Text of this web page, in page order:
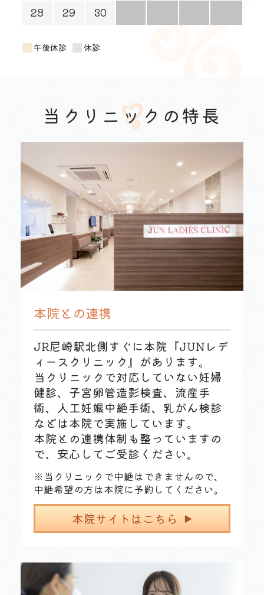
28 29 30
午後休診 休診
当クリニックの特長
本院との連携
JR尼崎駅北側すぐに本院『JUNレデ
ィースクリニック』があります。
当クリニックで対応していない妊婦
健診、子宮卵管造影検査、流産手
術、人工妊娠中絶手術、乳がん検診
などは本院で実施しています。
本院との連携体制も整っていますの
で、安心してご受診ください。
※当クリニックで中絶はできませんので、
中絶希望の方は本院に予約してください。
本院サイトはこちら